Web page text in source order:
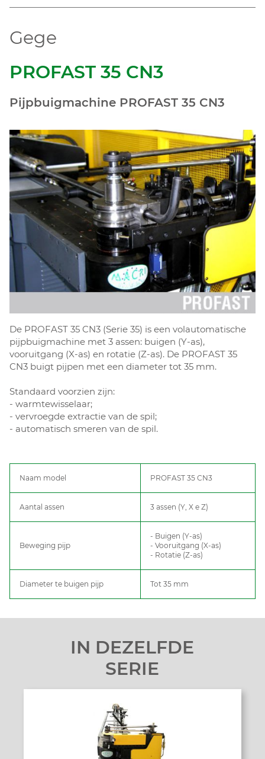
Gege
PROFAST 35 CN3
Pijpbuigmachine PROFAST 35 CN3
De PROFAST 35 CN3 (Serie 35) is een volautomatische
pijpbuigmachine met 3 assen: buigen (Y-as),
vooruitgang (X-as) en rotatie (Z-as). De PROFAST 35
CN3 buigt pijpen met een diameter tot 35 mm.
Standaard voorzien zijn:
- warmtewisselaar;
- vervroegde extractie van de spil;
- automatisch smeren van de spil.
Naam model PROFAST 35 CN3
Aantal assen 3 assen (Y, X e Z)
Beweging pijp
- Buigen (Y-as)
- Vooruitgang (X-as)
- Rotatie (Z-as)
Diameter te buigen pijp Tot 35 mm
IN DEZELFDE
SERIE